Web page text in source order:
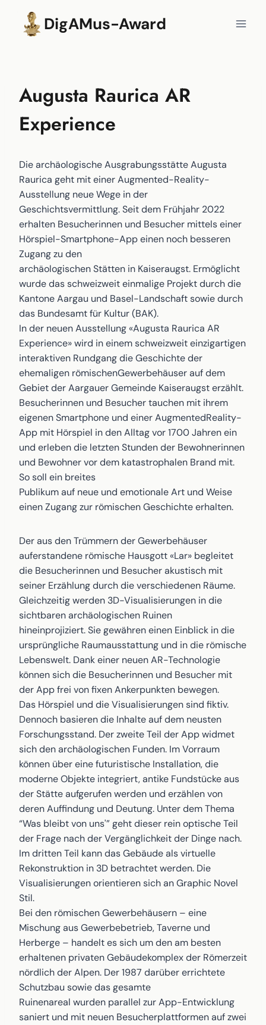
springen
DigAMus-Award
Augusta Raurica AR
Experience
Die archäologische Ausgrabungsstätte Augusta
Raurica geht mit einer Augmented-Reality-
Ausstellung neue Wege in der
Geschichtsvermittlung. Seit dem Frühjahr 2022
erhalten Besucherinnen und Besucher mittels einer
Hörspiel-Smartphone-App einen noch besseren
Zugang zu den
archäologischen Stätten in Kaiseraugst. Ermöglicht
wurde das schweizweit einmalige Projekt durch die
Kantone Aargau und Basel-Landschaft sowie durch
das Bundesamt für Kultur (BAK).
In der neuen Ausstellung «Augusta Raurica AR
Experience» wird in einem schweizweit einzigartigen
interaktiven Rundgang die Geschichte der
ehemaligen römischenGewerbehäuser auf dem
Gebiet der Aargauer Gemeinde Kaiseraugst erzählt.
Besucherinnen und Besucher tauchen mit ihrem
eigenen Smartphone und einer AugmentedReality-
App mit Hörspiel in den Alltag vor 1700 Jahren ein
und erleben die letzten Stunden der Bewohnerinnen
und Bewohner vor dem katastrophalen Brand mit.
So soll ein breites
Publikum auf neue und emotionale Art und Weise
einen Zugang zur römischen Geschichte erhalten.
Der aus den Trümmern der Gewerbehäuser
auferstandene römische Hausgott «Lar» begleitet
die Besucherinnen und Besucher akustisch mit
seiner Erzählung durch die verschiedenen Räume.
Gleichzeitig werden 3D-Visualisierungen in die
sichtbaren archäologischen Ruinen
hineinprojiziert. Sie gewähren einen Einblick in die
ursprüngliche Raumausstattung und in die römische
Lebenswelt. Dank einer neuen AR-Technologie
können sich die Besucherinnen und Besucher mit
der App frei von fixen Ankerpunkten bewegen.
Das Hörspiel und die Visualisierungen sind fiktiv.
Dennoch basieren die Inhalte auf dem neusten
Forschungsstand. Der zweite Teil der App widmet
sich den archäologischen Funden. Im Vorraum
können über eine futuristische Installation, die
moderne Objekte integriert, antike Fundstücke aus
der Stätte aufgerufen werden und erzählen von
deren Auffindung und Deutung. Unter dem Thema
“Was bleibt von uns'” geht dieser rein optische Teil
der Frage nach der Vergänglichkeit der Dinge nach.
Im dritten Teil kann das Gebäude als virtuelle
Rekonstruktion in 3D betrachtet werden. Die
Visualisierungen orientieren sich an Graphic Novel
Stil.
Bei den römischen Gewerbehäusern – eine
Mischung aus Gewerbebetrieb, Taverne und
Herberge – handelt es sich um den am besten
erhaltenen privaten Gebäudekomplex der Römerzeit
nördlich der Alpen. Der 1987 darüber errichtete
Schutzbau sowie das gesamte
Ruinenareal wurden parallel zur App-Entwicklung
saniert und mit neuen Besucherplattformen auf zwei